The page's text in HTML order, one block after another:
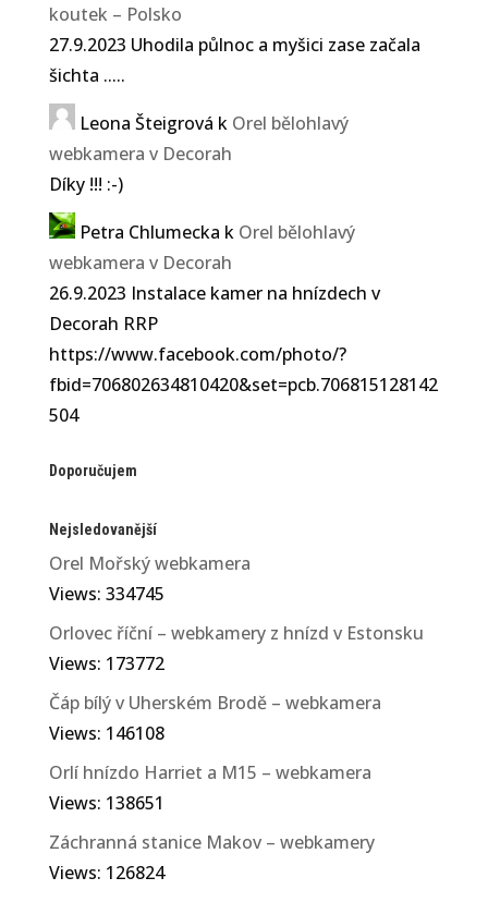
koutek – Polsko
27.9.2023 Uhodila půlnoc a myšici zase začala
šichta .....
Leona Šteigrová k Orel bělohlavý
webkamera v Decorah
Díky !!! :-)
Petra Chlumecka k Orel bělohlavý
webkamera v Decorah
26.9.2023 Instalace kamer na hnízdech v
Decorah RRP
https://www.facebook.com/photo/?
fbid=706802634810420&set=pcb.706815128142
504
Doporučujem
Nejsledovanější
Orel Mořský webkamera
Views: 334745
Orlovec říční – webkamery z hnízd v Estonsku
Views: 173772
Čáp bílý v Uherském Brodě – webkamera
Views: 146108
Orlí hnízdo Harriet a M15 – webkamera
Views: 138651
Záchranná stanice Makov – webkamery
Views: 126824